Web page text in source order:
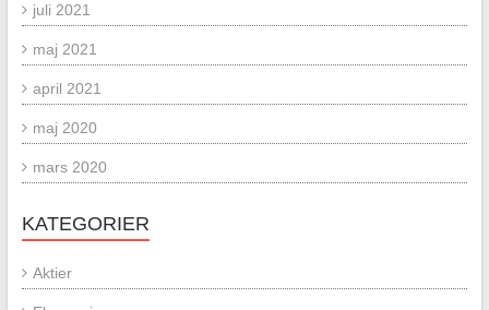
juli 2021
maj 2021
april 2021
maj 2020
mars 2020
KATEGORIER
Aktier